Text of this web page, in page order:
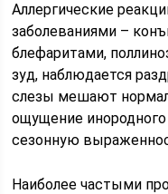
Аллергические
заболеваниями –
блефаритами,
зуд, наблюдается
слезы мешают
ощущение
сезонную
Наиболее частыми